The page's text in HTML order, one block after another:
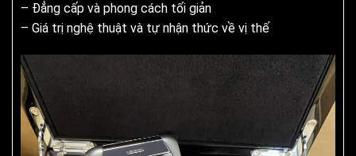
– Đẳng cấp và phong cách tối giản
– Giá trị nghệ thuật và tự nhận thức về vị thế